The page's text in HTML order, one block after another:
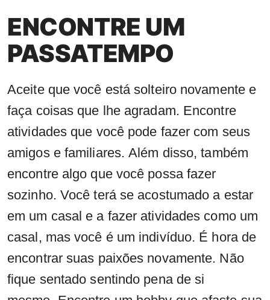
ENCONTRE UM
PASSATEMPO
Aceite que você está solteiro novamente e
faça coisas que lhe agradam. Encontre
atividades que você pode fazer com seus
amigos e familiares. Além disso, também
encontre algo que você possa fazer
sozinho. Você terá se acostumado a estar
em um casal e a fazer atividades como um
casal, mas você é um indivíduo. É hora de
encontrar suas paixões novamente. Não
fique sentado sentindo pena de si